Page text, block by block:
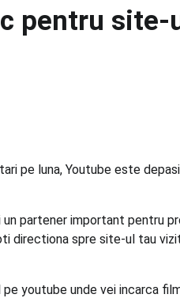
pentru site-
pe luna, Youtube este
partener important pentru
directiona spre site-ul tau
youtube unde vei incarca